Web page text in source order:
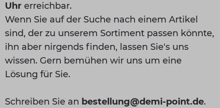
Uhr erreichbar.
Wenn Sie auf der Suche nach einem Artikel
sind, der zu unserem Sortiment passen könnte,
ihn aber nirgends finden, lassen Sie's uns
wissen. Gern bemühen wir uns um eine
Lösung für Sie.
Schreiben Sie an bestellung@demi-point.de.